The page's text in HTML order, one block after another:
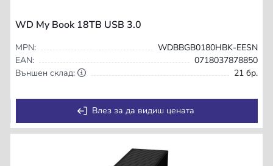
WD My Book 18TB USB 3.0
MPN:
WDBBGB0180HBK-EESN
EAN:
0718037878850
Външен склад:
21 бр.
Влез за да видиш цената